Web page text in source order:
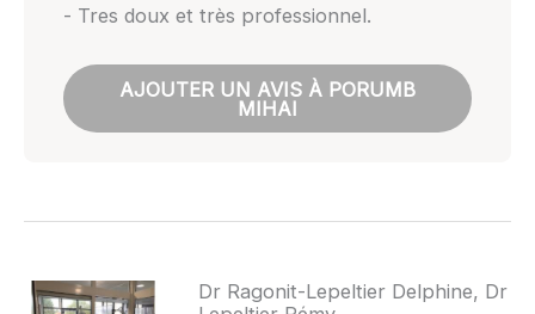
- Tres doux et très professionnel.
AJOUTER UN AVIS À PORUMB
MIHAI
Dr Ragonit-Lepeltier Delphine, Dr